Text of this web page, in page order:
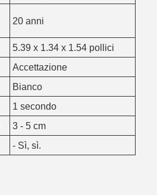
20 anni
5.39 x 1.34 x 1.54 pollici
Accettazione
Bianco
1 secondo
3 - 5 cm
- Sì, sì.